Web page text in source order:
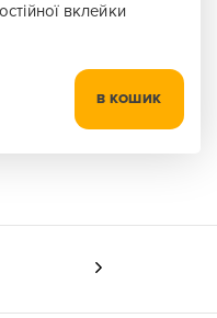
вклейки
В КОШИК